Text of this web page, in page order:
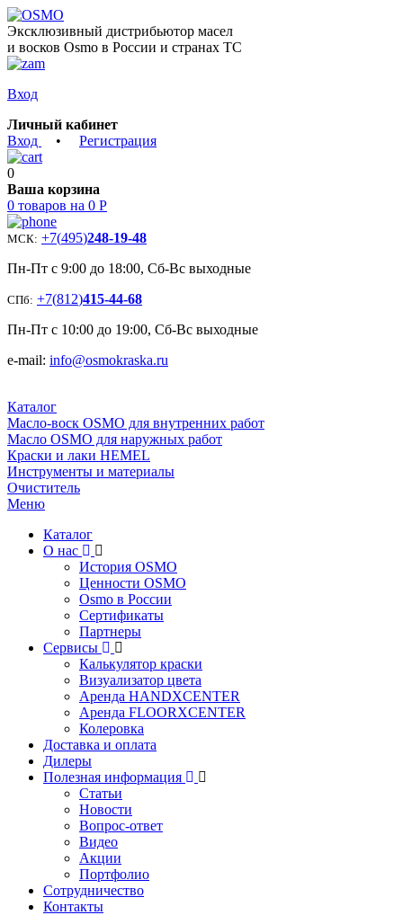
Эксклюзивный дистрибьютор масел
и восков Osmo в России и странах ТС
Вход
Личный кабинет
Вход
• Регистрация
0
Ваша корзина
0 товаров на 0 Р
МСК: +7(495)248-19-48
Пн-Пт с 9:00 до 18:00, Сб-Вс выходные
СПб: +7(812)415-44-68
Пн-Пт с 10:00 до 19:00, Сб-Вс выходные
e-mail: info@osmokraska.ru
Каталог
Масло-воск OSMO для внутренних работ
Масло OSMO для наружных работ
Краски и лаки HEMEL
Инструменты и материалы
Очиститель
Меню
Каталог
О нас
История OSMO
Ценности OSMO
Osmo в России
Сертификаты
Партнеры
Сервисы
Калькулятор краски
Визуализатор цвета
Аренда HANDXCENTER
Аренда FLOORXCENTER
Колеровка
Доставка и оплата
Дилеры
Полезная информация
Статьи
Новости
Вопрос-ответ
Видео
Акции
Портфолио
Сотрудничество
Контакты